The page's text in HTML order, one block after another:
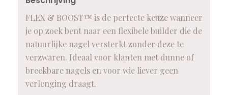
FLEX & BOOST™ is de perfecte keuze wanneer
je op zoek bent naar een flexibele builder die de
natuurlijke nagel versterkt zonder deze te
verzwaren. Ideaal voor klanten met dunne of
breekbare nagels en voor wie liever geen
verlenging draagt.